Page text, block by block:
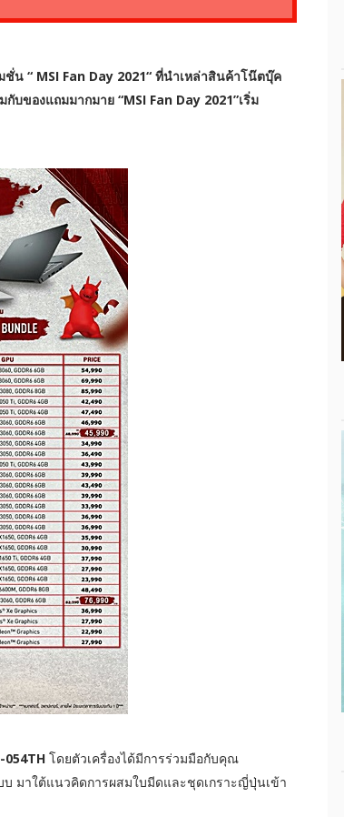
น “ MSI Fan Day 2021“ ที่นำเหล่าสินค้าโน๊ตบุ๊ค
บของแถมมากมาย “MSI Fan Day 2021”เริ่ม
054TH โดยตัวเครื่องได้มีการร่วมมือกับคุณ
มาใต้แนวคิดการผสมใบมีดและชุดเกราะญี่ปุ่นเข้า